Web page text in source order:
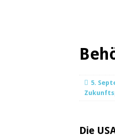
5.
Die